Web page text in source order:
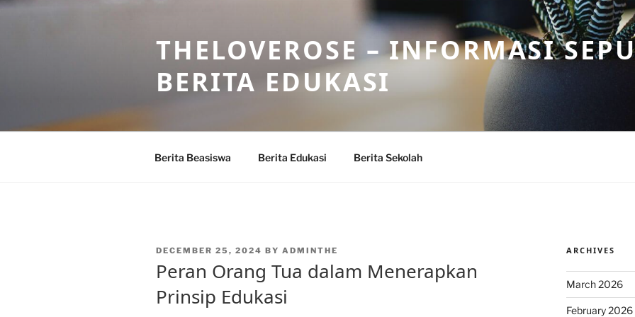
Skip
THELOVEROSE – INFORMASI
BERITA EDUKASI
Berita Beasiswa Berita Edukasi Berita Sekolah
POSTED
DECEMBER 25, 2024 BY ADMINTHE
Peran Orang Tua dalam Menerapkan
Prinsip Edukasi
ARCHIVES
March 2026
February 2026